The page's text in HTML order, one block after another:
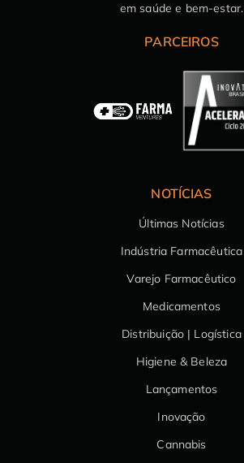
em saúde e bem-estar.
PARCEIROS
NOTÍCIAS
Últimas Notícias
Indústria Farmacêutica
Varejo Farmacêutico
Medicamentos
Distribuição | Logística
Higiene & Beleza
Lançamentos
Inovação
Cannabis